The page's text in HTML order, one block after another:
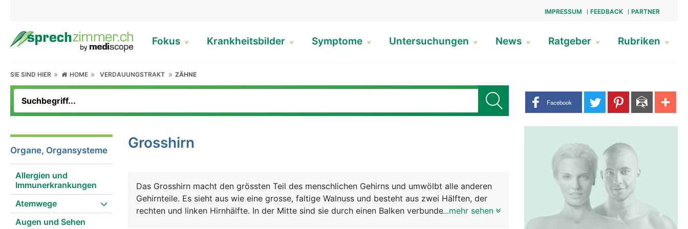
IMPRESSUM FEEDBACK PARTNER
Fokus Krankheitsbilder Symptome Untersuchungen News Ratgeber Rubriken
SIE SIND HIER HOME VERDAUUNGSTRAKT ZÄHNE
Share buttons
Facebook
Organe, Organsysteme
Allergien und
Immunerkrankungen
Atemwege
Augen und Sehen
Grosshirn
Das Grosshirn macht den grössten Teil des menschlichen Gehirns und umwölbt alle anderen
Gehirnteile. Es sieht aus wie eine grosse, faltige Walnuss und besteht aus zwei Hälften, der
rechten und linken Hirnhälfte. In der Mitte sind sie durch einen Balken verbunden, über den
...mehr sehen